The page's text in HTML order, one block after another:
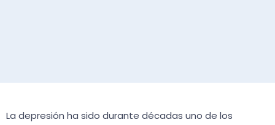
La depresión ha sido durante décadas uno de los